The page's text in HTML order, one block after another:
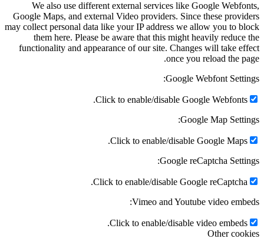
We also use different external services like Google Webfonts,
Google Maps, and external Video providers. Since these providers
may collect personal data like your IP address we allow you to block
them here. Please be aware that this might heavily reduce the
functionality and appearance of our site. Changes will take effect
once you reload the page.
Google Webfont Settings:
Click to enable/disable Google Webfonts.
Google Map Settings:
Click to enable/disable Google Maps.
Google reCaptcha Settings:
Click to enable/disable Google reCaptcha.
Vimeo and Youtube video embeds:
Click to enable/disable video embeds.
Other cookies